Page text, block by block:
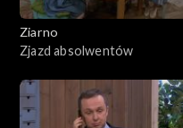
Ziarno
Zjazd absolwentów